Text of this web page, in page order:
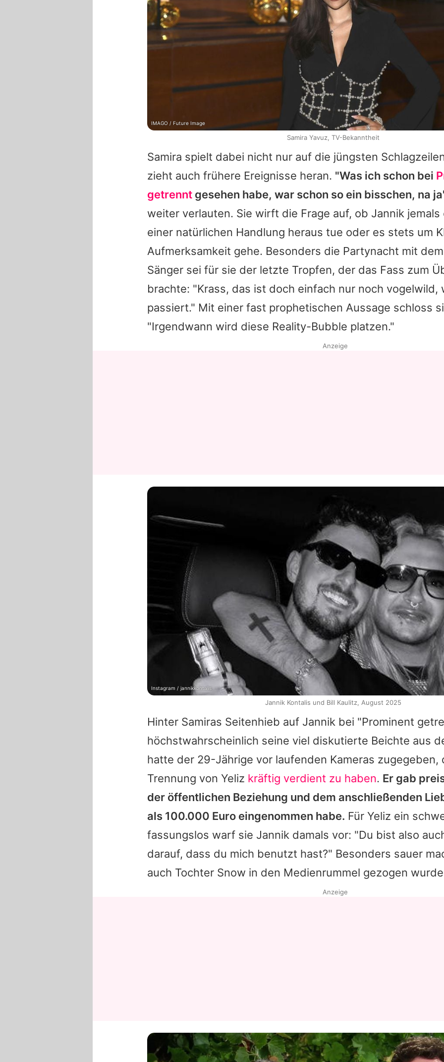
Samira spielt dabei nicht nur auf die jüngsten
zieht auch frühere Ereignisse heran. "Was ich schon bei
getrennt gesehen habe, war schon so ein bisschen, na
weiter verlauten. Sie wirft die Frage auf, ob Jannik jemals
einer natürlichen Handlung heraus tue oder es stets um
Aufmerksamkeit gehe. Besonders die Partynacht mit
Sänger sei für sie der letzte Tropfen, der das Fass zum
brachte: "Krass, das ist doch einfach nur noch vogelwild,
passiert." Mit einer fast prophetischen Aussage schloss
"Irgendwann wird diese Reality-Bubble platzen."
Hinter Samiras Seitenhieb auf Jannik bei "Prominent
höchstwahrscheinlich seine viel diskutierte Beichte aus
hatte der 29-Jährige vor laufenden Kameras zugegeben,
Trennung von Yeliz kräftig verdient zu haben. Er gab
der öffentlichen Beziehung und dem anschließenden
als 100.000 Euro eingenommen habe. Für Yeliz ein
fassungslos warf sie Jannik damals vor: "Du bist also
darauf, dass du mich benutzt hast?" Besonders sauer
auch Tochter Snow in den Medienrummel gezogen
IMAGO / Future Image
Samira Yavuz, TV-Bekanntheit
Anzeige
Instagram / jannikkontalis
Jannik Kontalis und Bill Kaulitz, August 2025
Anzeige